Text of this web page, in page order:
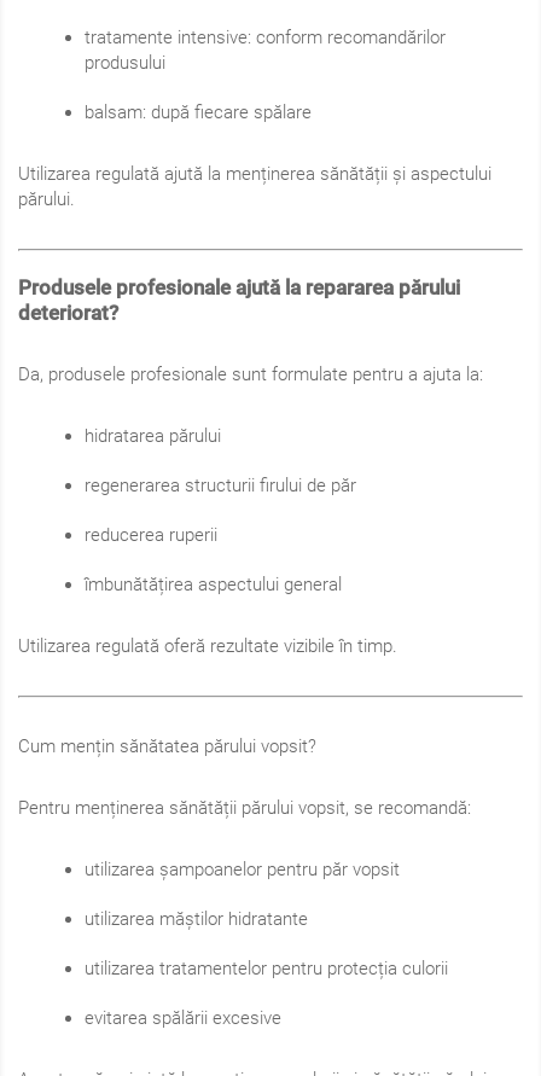
tratamente intensive: conform recomandărilor
produsului
balsam: după fiecare spălare
Utilizarea regulată ajută la menținerea sănătății și aspectului
părului.
Produsele profesionale ajută la repararea părului
deteriorat?
Da, produsele profesionale sunt formulate pentru a ajuta la:
hidratarea părului
regenerarea structurii firului de păr
reducerea ruperii
îmbunătățirea aspectului general
Utilizarea regulată oferă rezultate vizibile în timp.
Cum mențin sănătatea părului vopsit?
Pentru menținerea sănătății părului vopsit, se recomandă:
utilizarea șampoanelor pentru păr vopsit
utilizarea măștilor hidratante
utilizarea tratamentelor pentru protecția culorii
evitarea spălării excesive